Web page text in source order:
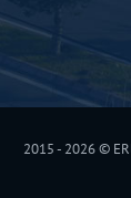
2015 - 2026 ©